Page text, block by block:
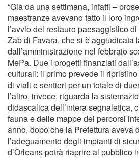
“Già da una settimana, infatti –
maestranze avevano fatto il loro
l’avvio del restauro paesaggistico
Zab di Favara, che si è aggiudicata
dall’amministrazione nel febbraio
MePa. Due i progetti finanziati
culturali: il primo prevede il
di viali e sentieri per un totale di
l’altro, invece, riguarda la
didascalica dell’intera segnaletica,
fauna e delle mappe dei percorsi
anno, dopo che la Prefettura aveva
l’adeguamento degli impianti di
d’Orleans potrà riaprire al pubblico